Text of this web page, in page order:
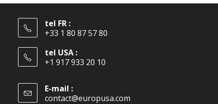
tel FR :
+33 1 80 87 57 80
tel USA :
+1 917 933 20 10
E-mail :
contact@europusa.com